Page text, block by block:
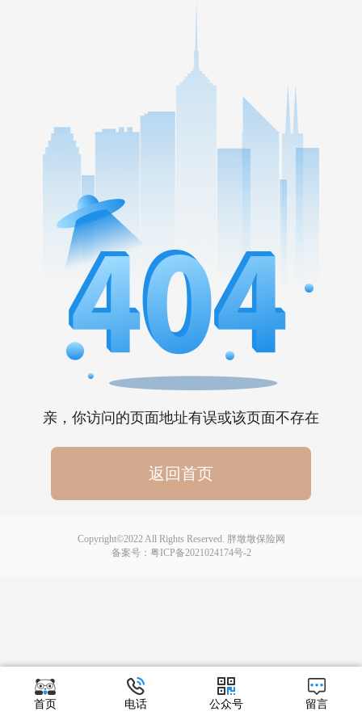
亲，你访问的页面地址有误或该页面不存在
返回首页
首页 电话 公众号 留言
Copyright©2022 All Rights Reserved. 胖墩墩保险网
备案号： 粤ICP备2021024174号-2